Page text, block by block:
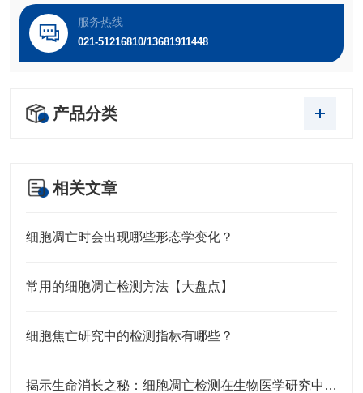
服务热线
021-51216810/13681911448
产品分类
相关文章
细胞凋亡时会出现哪些形态学变化？
常用的细胞凋亡检测方法【大盘点】
细胞焦亡研究中的检测指标有哪些？
揭示生命消长之秘：细胞凋亡检测在生物医学研究中的应用